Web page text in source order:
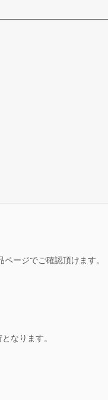
ージでご確認頂けます。
なります。